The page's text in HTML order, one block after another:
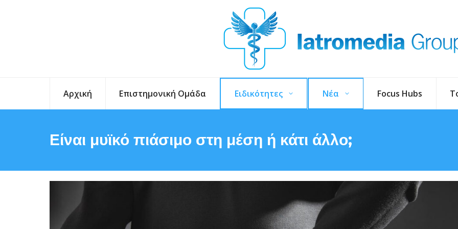
Αρχική Επιστημονική Ομάδα Ειδικότητες Νέα Focus Hubs
Είναι μυϊκό πιάσιμο στη μέση ή κάτι άλλο;